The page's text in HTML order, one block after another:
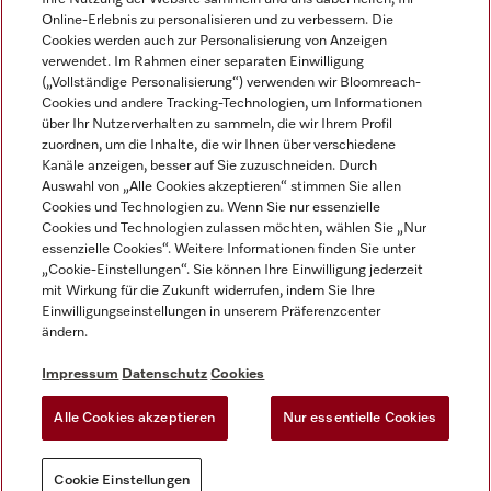
Impressum
AGB
Datenschutz
Nutzungsbedigungen
EU-Gesetzen über digitale Dienste
Miele auf Instagram
Miele auf Facebook
Miele auf Youtube
Online-Erlebnis zu personalisieren und zu verbessern. Die
Cookies werden auch zur Personalisierung von Anzeigen
verwendet. Im Rahmen einer separaten Einwilligung
(„Vollständige Personalisierung“) verwenden wir Bloomreach-
Cookies und andere Tracking-Technologien, um Informationen
über Ihr Nutzerverhalten zu sammeln, die wir Ihrem Profil
zuordnen, um die Inhalte, die wir Ihnen über verschiedene
Kanäle anzeigen, besser auf Sie zuzuschneiden. Durch
Auswahl von „Alle Cookies akzeptieren“ stimmen Sie allen
Cookies und Technologien zu. Wenn Sie nur essenzielle
Cookies und Technologien zulassen möchten, wählen Sie „Nur
essenzielle Cookies“. Weitere Informationen finden Sie unter
„Cookie-Einstellungen“. Sie können Ihre Einwilligung jederzeit
mit Wirkung für die Zukunft widerrufen, indem Sie Ihre
Einwilligungseinstellungen in unserem Präferenzcenter
ändern.
Impressum Datenschutz Cookies
Alle Cookies akzeptieren Nur essentielle Cookies
Cookie Einstellungen